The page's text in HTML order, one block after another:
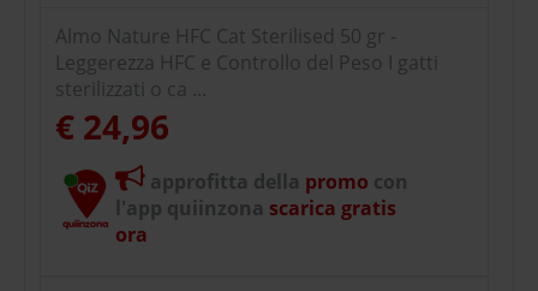
Almo Nature HFC Cat Sterilised 50 gr -
Leggerezza HFC e Controllo del Peso I gatti
sterilizzati o ca ...
€ 24,96
approfitta della promo con
l'app quiinzona scarica gratis
ora